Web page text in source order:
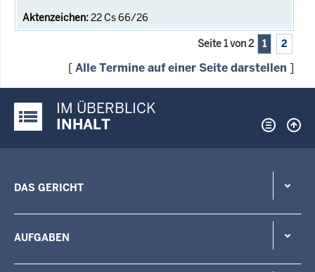
22 Cs 66/26
Seite 1 von 2 1 2
[Alle Termine auf einer Seite darstellen ]
Justiz-Portal im Überblick:
IM ÜBERBLICK
INHALT
DAS GERICHT
AUFGABEN